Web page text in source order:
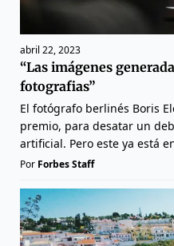
abril 22, 2023
“Las imágenes
fotografias”
El fotógrafo berlinés Boris
premio, para desatar un
artificial. Pero este ya está
Por Forbes Staff